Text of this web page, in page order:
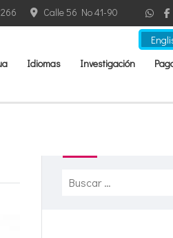
Calle 56 No 41-90
Idiomas Investigación
Buscar: